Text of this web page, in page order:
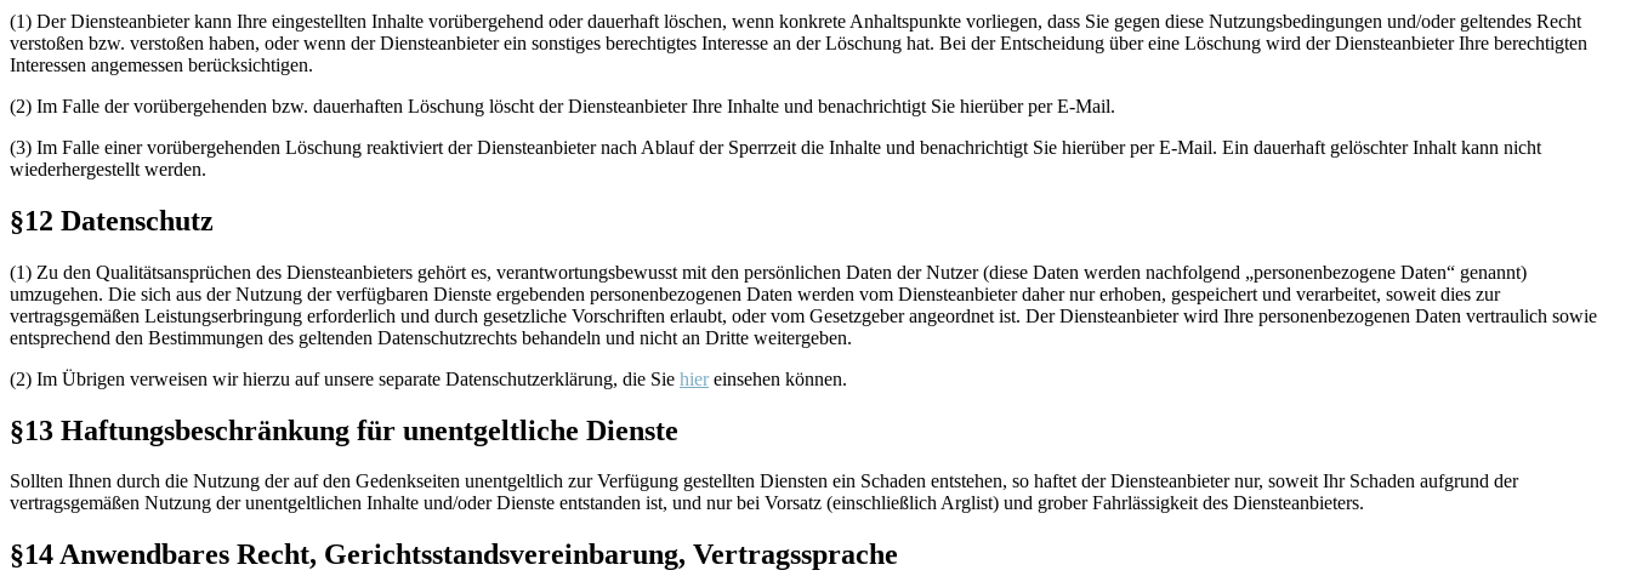
(1) Der Diensteanbieter kann Ihre eingestellten Inhalte vorübergehend oder dauerhaft löschen, wenn konkrete Anhaltspunkte vorliegen, dass Sie gegen diese Nutzungsbedingungen und/oder geltendes Recht
verstoßen bzw. verstoßen haben, oder wenn der Diensteanbieter ein sonstiges berechtigtes Interesse an der Löschung hat. Bei der Entscheidung über eine Löschung wird der Diensteanbieter Ihre berechtigten
Interessen angemessen berücksichtigen.
(2) Im Falle der vorübergehenden bzw. dauerhaften Löschung löscht der Diensteanbieter Ihre Inhalte und benachrichtigt Sie hierüber per E-Mail.
(3) Im Falle einer vorübergehenden Löschung reaktiviert der Diensteanbieter nach Ablauf der Sperrzeit die Inhalte und benachrichtigt Sie hierüber per E-Mail. Ein dauerhaft gelöschter Inhalt kann nicht
wiederhergestellt werden.
§12 Datenschutz
(1) Zu den Qualitätsansprüchen des Diensteanbieters gehört es, verantwortungsbewusst mit den persönlichen Daten der Nutzer (diese Daten werden nachfolgend „personenbezogene Daten“ genannt)
umzugehen. Die sich aus der Nutzung der verfügbaren Dienste ergebenden personenbezogenen Daten werden vom Diensteanbieter daher nur erhoben, gespeichert und verarbeitet, soweit dies zur
vertragsgemäßen Leistungserbringung erforderlich und durch gesetzliche Vorschriften erlaubt, oder vom Gesetzgeber angeordnet ist. Der Diensteanbieter wird Ihre personenbezogenen Daten vertraulich sowie
entsprechend den Bestimmungen des geltenden Datenschutzrechts behandeln und nicht an Dritte weitergeben.
(2) Im Übrigen verweisen wir hierzu auf unsere separate Datenschutzerklärung, die Sie hiereinsehen können.
§13 Haftungsbeschränkung für unentgeltliche Dienste
Sollten Ihnen durch die Nutzung der auf den Gedenkseiten unentgeltlich zur Verfügung gestellten Diensten ein Schaden entstehen, so haftet der Diensteanbieter nur, soweit Ihr Schaden aufgrund der
vertragsgemäßen Nutzung der unentgeltlichen Inhalte und/oder Dienste entstanden ist, und nur bei Vorsatz (einschließlich Arglist) und grober Fahrlässigkeit des Diensteanbieters.
§14 Anwendbares Recht, Gerichtsstandsvereinbarung, Vertragssprache